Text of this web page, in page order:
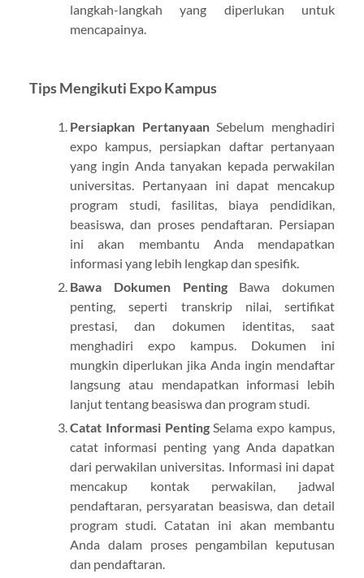
langkah-langkah yang diperlukan untuk
mencapainya.
Tips Mengikuti Expo Kampus
Persiapkan PertanyaanSebelum menghadiri
expo kampus, persiapkan daftar pertanyaan
yang ingin Anda tanyakan kepada perwakilan
universitas. Pertanyaan ini dapat mencakup
program studi, fasilitas, biaya pendidikan,
beasiswa, dan proses pendaftaran. Persiapan
ini akan membantu Anda mendapatkan
informasi yang lebih lengkap dan spesifik.
Bawa Dokumen PentingBawa dokumen
penting, seperti transkrip nilai, sertifikat
prestasi, dan dokumen identitas, saat
menghadiri expo kampus. Dokumen ini
mungkin diperlukan jika Anda ingin mendaftar
langsung atau mendapatkan informasi lebih
lanjut tentang beasiswa dan program studi.
Catat Informasi PentingSelama expo kampus,
catat informasi penting yang Anda dapatkan
dari perwakilan universitas. Informasi ini dapat
mencakup kontak perwakilan, jadwal
pendaftaran, persyaratan beasiswa, dan detail
program studi. Catatan ini akan membantu
Anda dalam proses pengambilan keputusan
dan pendaftaran.